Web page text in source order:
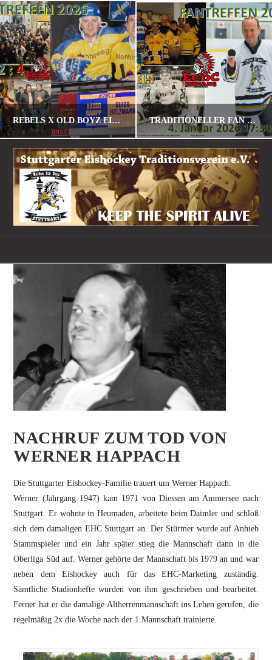
REBELS X OLD BOYZ EISHOCKEY FANTREFF 2026
POMALU
STANDARD
TRADITIONELLER FAN – U. SPIELERTREFF AM 04.01.2026 GEGEN MEMMINGEN
POMALU
STANDARD
NACHRUF ZUM TOD VON
WERNER HAPPACH
Die Stuttgarter Eishockey-Familie trauert um Werner Happach.
Werner (Jahrgang 1947) kam 1971 von Diessen am Ammersee nach
Stuttgart. Er wohnte in Heumaden, arbeitete beim Daimler und schloß
sich dem damaligen EHC Stuttgart an. Der Stürmer wurde auf Anhieb
Stammspieler und ein Jahr später stieg die Mannschaft dann in die
Oberliga Süd auf. Werner gehörte der Mannschaft bis 1979 an und war
neben dem Eishockey auch für das EHC-Marketing zuständig.
Sämtliche Stadionhefte wurden von ihm geschrieben und bearbeitet.
Ferner hat er die damalige Altherrenmannschaft ins Leben gerufen, die
regelmäßig 2x die Woche nach der 1.Mannschaft trainierte.